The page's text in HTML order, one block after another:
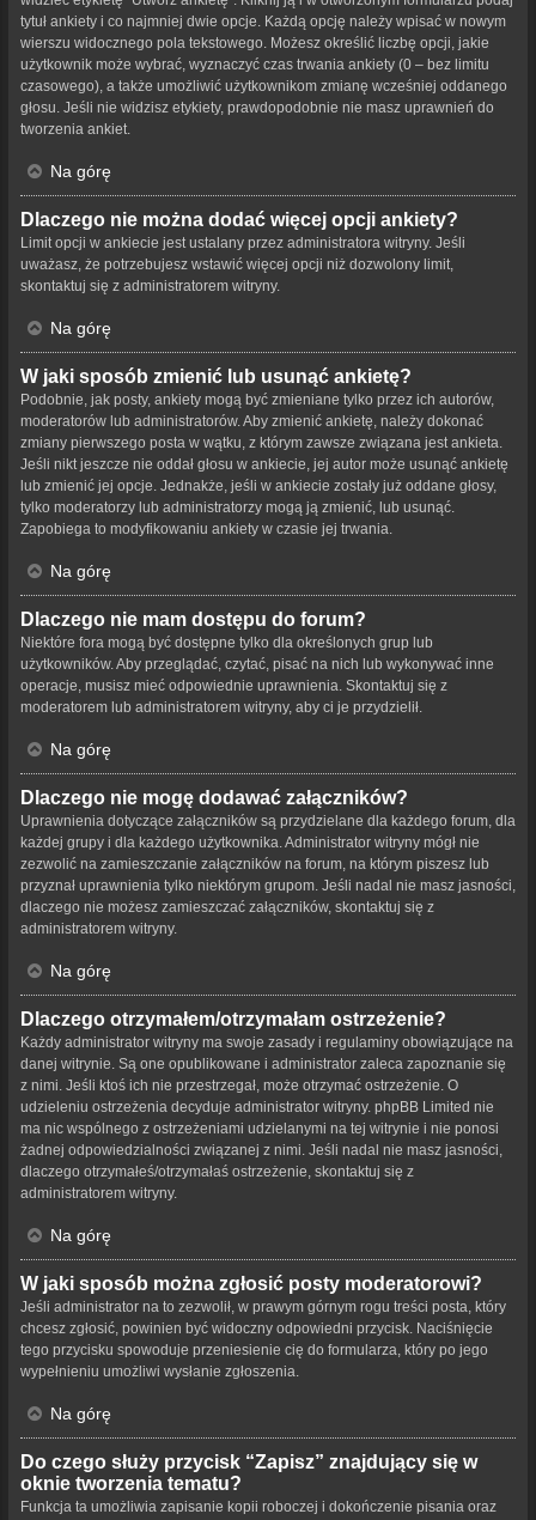
tytuł ankiety i co najmniej dwie opcje. Każdą opcję należy wpisać w nowym
wierszu widocznego pola tekstowego. Możesz określić liczbę opcji, jakie
użytkownik może wybrać, wyznaczyć czas trwania ankiety (0 – bez limitu
czasowego), a także umożliwić użytkownikom zmianę wcześniej oddanego
głosu. Jeśli nie widzisz etykiety, prawdopodobnie nie masz uprawnień do
tworzenia ankiet.
Na górę
Dlaczego nie można dodać więcej opcji ankiety?
Limit opcji w ankiecie jest ustalany przez administratora witryny. Jeśli
uważasz, że potrzebujesz wstawić więcej opcji niż dozwolony limit,
skontaktuj się z administratorem witryny.
Na górę
W jaki sposób zmienić lub usunąć ankietę?
Podobnie, jak posty, ankiety mogą być zmieniane tylko przez ich autorów,
moderatorów lub administratorów. Aby zmienić ankietę, należy dokonać
zmiany pierwszego posta w wątku, z którym zawsze związana jest ankieta.
Jeśli nikt jeszcze nie oddał głosu w ankiecie, jej autor może usunąć ankietę
lub zmienić jej opcje. Jednakże, jeśli w ankiecie zostały już oddane głosy,
tylko moderatorzy lub administratorzy mogą ją zmienić, lub usunąć.
Zapobiega to modyfikowaniu ankiety w czasie jej trwania.
Na górę
Dlaczego nie mam dostępu do forum?
Niektóre fora mogą być dostępne tylko dla określonych grup lub
użytkowników. Aby przeglądać, czytać, pisać na nich lub wykonywać inne
operacje, musisz mieć odpowiednie uprawnienia. Skontaktuj się z
moderatorem lub administratorem witryny, aby ci je przydzielił.
Na górę
Dlaczego nie mogę dodawać załączników?
Uprawnienia dotyczące załączników są przydzielane dla każdego forum, dla
każdej grupy i dla każdego użytkownika. Administrator witryny mógł nie
zezwolić na zamieszczanie załączników na forum, na którym piszesz lub
przyznał uprawnienia tylko niektórym grupom. Jeśli nadal nie masz jasności,
dlaczego nie możesz zamieszczać załączników, skontaktuj się z
administratorem witryny.
Na górę
Dlaczego otrzymałem/otrzymałam ostrzeżenie?
Każdy administrator witryny ma swoje zasady i regulaminy obowiązujące na
danej witrynie. Są one opublikowane i administrator zaleca zapoznanie się
z nimi. Jeśli ktoś ich nie przestrzegał, może otrzymać ostrzeżenie. O
udzieleniu ostrzeżenia decyduje administrator witryny. phpBB Limited nie
ma nic wspólnego z ostrzeżeniami udzielanymi na tej witrynie i nie ponosi
żadnej odpowiedzialności związanej z nimi. Jeśli nadal nie masz jasności,
dlaczego otrzymałeś/otrzymałaś ostrzeżenie, skontaktuj się z
administratorem witryny.
Na górę
W jaki sposób można zgłosić posty moderatorowi?
Jeśli administrator na to zezwolił, w prawym górnym rogu treści posta, który
chcesz zgłosić, powinien być widoczny odpowiedni przycisk. Naciśnięcie
tego przycisku spowoduje przeniesienie cię do formularza, który po jego
wypełnieniu umożliwi wysłanie zgłoszenia.
Na górę
Do czego służy przycisk “Zapisz” znajdujący się w
oknie tworzenia tematu?
Funkcja ta umożliwia zapisanie kopii roboczej i dokończenie pisania oraz